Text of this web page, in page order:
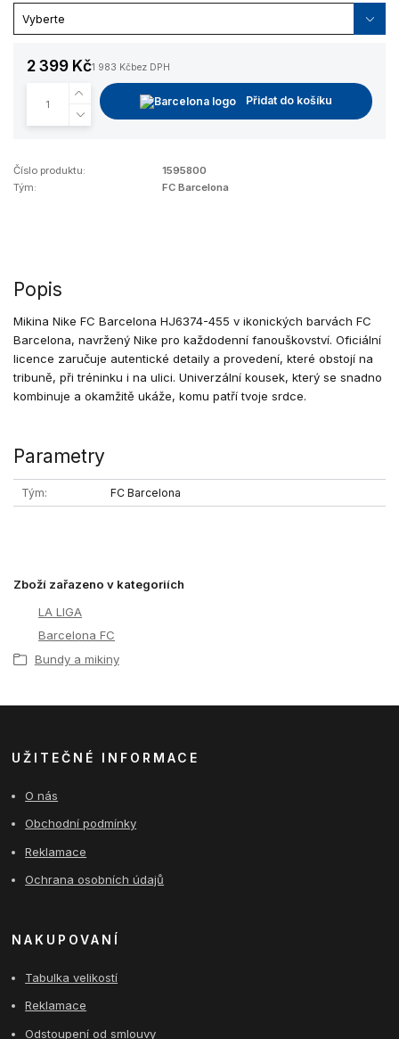
2 399 Kč1 983 Kčbez DPH
Přidat do košíku
Číslo produktu:
1595800
Tým:
FC Barcelona
Popis
Mikina Nike FC Barcelona HJ6374-455 v ikonických barvách FC
Barcelona, navržený Nike pro každodenní fanouškovství. Oficiální
licence zaručuje autentické detaily a provedení, které obstojí na
tribuně, při tréninku i na ulici. Univerzální kousek, který se snadno
kombinuje a okamžitě ukáže, komu patří tvoje srdce.
Parametry
Tým FC Barcelona
Zboží zařazeno v kategoriích
LA LIGA
Barcelona FC
Bundy a mikiny
UŽITEČNÉ INFORMACE
O nás
Obchodní podmínky
Reklamace
Ochrana osobních údajů
NAKUPOVANÍ
Tabulka velikostí
Reklamace
Odstoupení od smlouvy